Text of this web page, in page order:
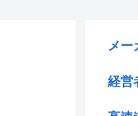
メー
経営